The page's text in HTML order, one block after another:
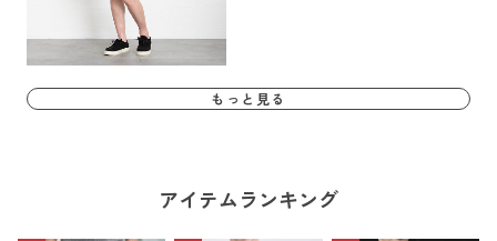
もっと見る
アイテムランキング